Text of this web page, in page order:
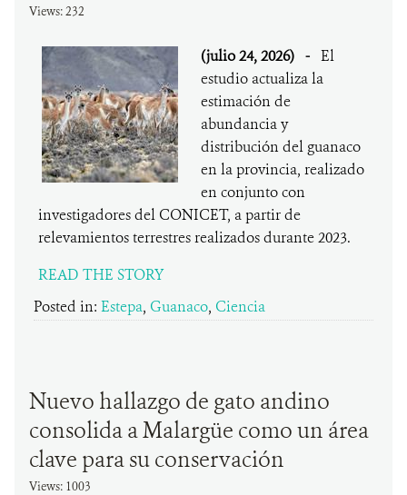
Views: 232
(julio 24, 2026) - El
estudio actualiza la
estimación de
abundancia y
distribución del guanaco
en la provincia, realizado
en conjunto con
investigadores del CONICET, a partir de
relevamientos terrestres realizados durante 2023.
READ THE STORY
Posted in: Estepa, Guanaco, Ciencia
Nuevo hallazgo de gato andino
consolida a Malargüe como un área
clave para su conservación
Views: 1003